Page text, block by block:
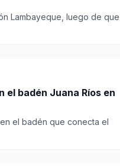
Lambayeque, luego de que
el badén Juana Ríos en
el badén que conecta el